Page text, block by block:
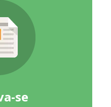
se